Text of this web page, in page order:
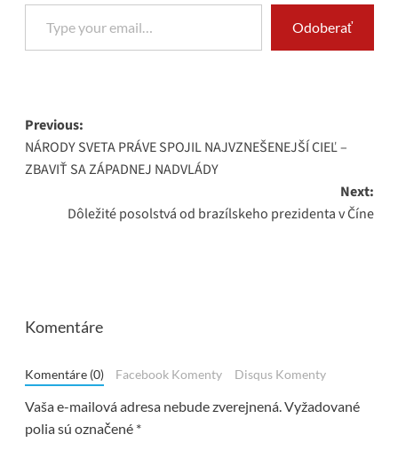
Odoberať
Post
navigation
Previous:
NÁRODY SVETA PRÁVE SPOJIL NAJVZNEŠENEJŠÍ CIEĽ –
ZBAVIŤ SA ZÁPADNEJ NADVLÁDY
Next:
Dôležité posolstvá od brazílskeho prezidenta v Číne
Komentáre
Komentáre (0) Facebook Komenty Disqus Komenty
Vaša e-mailová adresa nebude zverejnená. Vyžadované
polia sú označené *